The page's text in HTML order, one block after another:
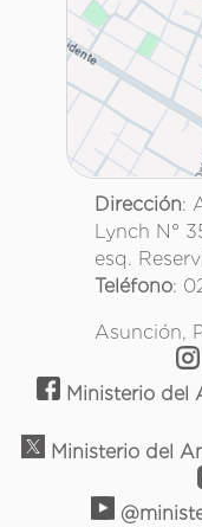
Dirección:
Lynch N°
esq.
Teléfono:
Asunción,
Ministerio del
Ministerio del